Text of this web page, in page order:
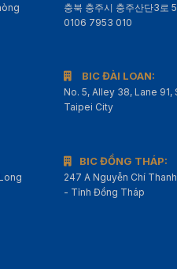
충북 충주시 충주산단3로
0106 7953 010
BIC ĐÀI LOAN:
No. 5, Alley 38, Lane
Taipei City
BIC ĐỒNG THÁP:
247 A Nguyễn Chí
- Tỉnh Đồng Tháp